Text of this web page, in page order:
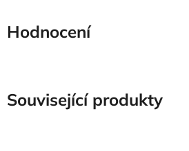
Hodnocení
Související produkty